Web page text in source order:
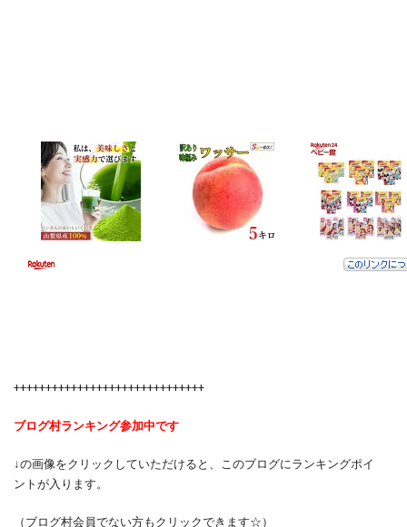
++++++++++++++++++++++++++++++
ブログ村ランキング参加中です
↓の画像をクリックしていただけると、このブログにランキングポイ
ントが入ります。
（ブログ村会員でない方もクリックできます☆）